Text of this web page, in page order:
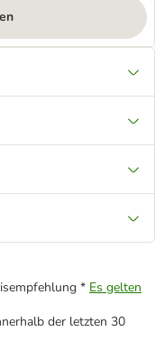
* Es gelten
der letzten 30